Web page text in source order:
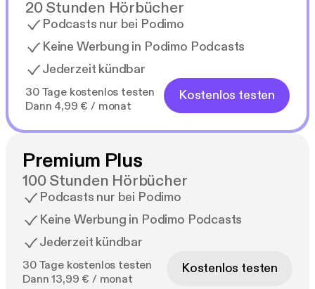
20 Stunden Hörbücher
Podcasts nur bei Podimo
Keine Werbung in Podimo Podcasts
Jederzeit kündbar
30 Tage kostenlos testen
Dann 4,99 € / monat
Kostenlos testen
Premium Plus
100 Stunden Hörbücher
Podcasts nur bei Podimo
Keine Werbung in Podimo Podcasts
Jederzeit kündbar
30 Tage kostenlos testen
Dann 13,99 € / monat
Kostenlos testen